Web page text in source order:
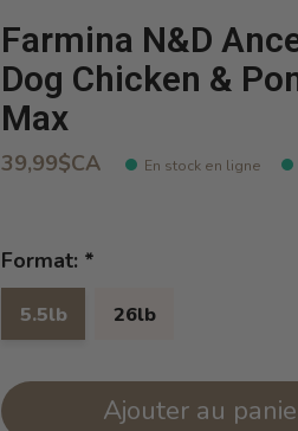
Farmina N&D
Dog Chicken &
Max
39,99$CA En stock en ligne
Format: *
5.5lb 26lb